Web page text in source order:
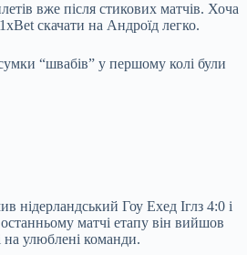
вже після стикових матчів. Хоча
скачати на Андроїд легко.
“швабів” у першому колі були
нідерландський Гоу Ехед Іглз 4:0 і
матчі етапу він вийшов
на улюблені команди.